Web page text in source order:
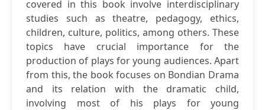
covered in this book involve interdisciplinary
studies such as theatre, pedagogy, ethics,
children, culture, politics, among others. These
topics have crucial importance for the
production of plays for young audiences. Apart
from this, the book focuses on Bondian Drama
and its relation with the dramatic child,
involving most of his plays for young